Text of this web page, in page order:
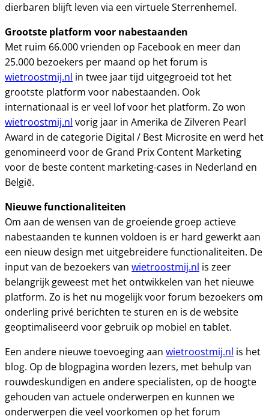
dierbaren blijft leven via een virtuele Sterrenhemel.
Grootste platform voor nabestaanden
Met ruim 66.000 vrienden op Facebook en meer dan
25.000 bezoekers per maand op het forum is
wietroostmij.nl in twee jaar tijd uitgegroeid tot het
grootste platform voor nabestaanden. Ook
internationaal is er veel lof voor het platform. Zo won
wietroostmij.nl vorig jaar in Amerika de Zilveren Pearl
Award in de categorie Digital / Best Microsite en werd het
genomineerd voor de Grand Prix Content Marketing
voor de beste content marketing-cases in Nederland en
België.
Nieuwe functionaliteiten
Om aan de wensen van de groeiende groep actieve
nabestaanden te kunnen voldoen is er hard gewerkt aan
een nieuw design met uitgebreidere functionaliteiten. De
input van de bezoekers van wietroostmij.nl is zeer
belangrijk geweest met het ontwikkelen van het nieuwe
platform. Zo is het nu mogelijk voor forum bezoekers om
onderling privé berichten te sturen en is de website
geoptimaliseerd voor gebruik op mobiel en tablet.
Een andere nieuwe toevoeging aan wietroostmij.nl is het
blog. Op de blogpagina worden lezers, met behulp van
rouwdeskundigen en andere specialisten, op de hoogte
gehouden van actuele onderwerpen en kunnen we
onderwerpen die veel voorkomen op het forum